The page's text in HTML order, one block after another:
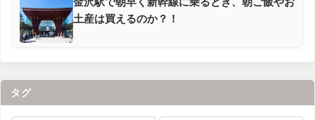
土産は買えるのか？！
タグ